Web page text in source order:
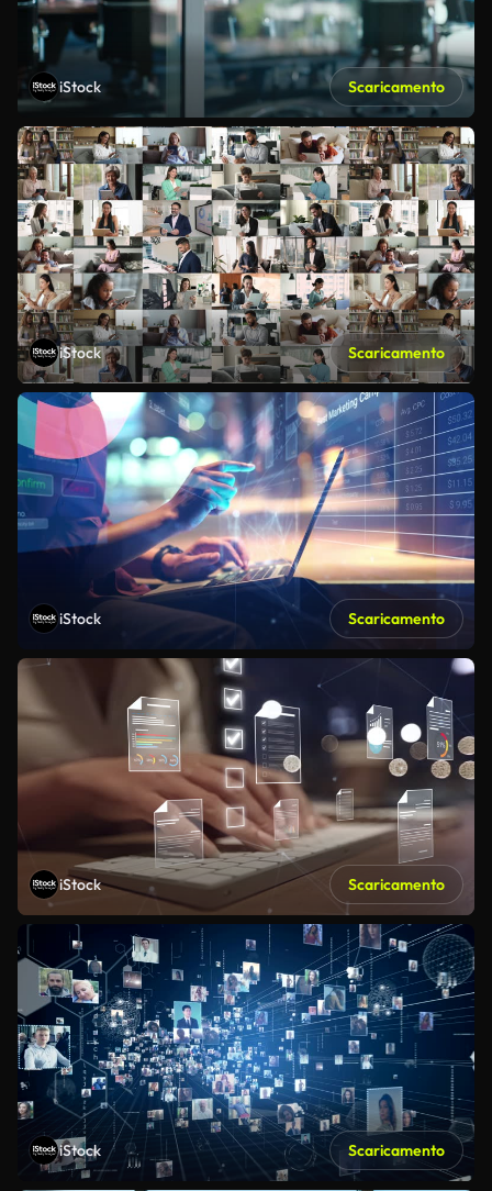
iStock Scaricamento
iStock Scaricamento
iStock Scaricamento
iStock Scaricamento
iStock Scaricamento